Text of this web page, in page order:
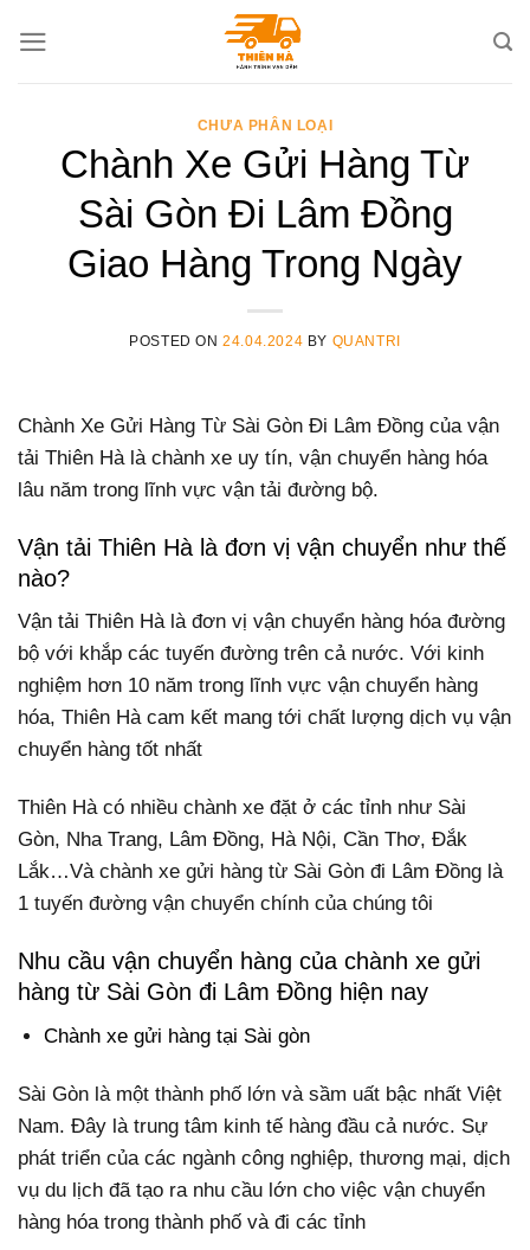
CHƯA PHÂN LOẠI
Chành Xe Gửi Hàng Từ
Sài Gòn Đi Lâm Đồng
Giao Hàng Trong Ngày
POSTED ON24.04.2024 BY QUANTRI
Chành Xe Gửi Hàng Từ Sài Gòn Đi Lâm Đồng của vận
tải Thiên Hà là chành xe uy tín, vận chuyển hàng hóa
lâu năm trong lĩnh vực vận tải đường bộ.
Vận tải Thiên Hà là đơn vị vận chuyển như thế
nào?
Vận tải Thiên Hà là đơn vị vận chuyển hàng hóa đường
bộ với khắp các tuyến đường trên cả nước. Với kinh
nghiệm hơn 10 năm trong lĩnh vực vận chuyển hàng
hóa, Thiên Hà cam kết mang tới chất lượng dịch vụ vận
chuyển hàng tốt nhất
Thiên Hà có nhiều chành xe đặt ở các tỉnh như Sài
Gòn, Nha Trang, Lâm Đồng, Hà Nội, Cần Thơ, Đắk
Lắk…Và chành xe gửi hàng từ Sài Gòn đi Lâm Đồng là
1 tuyến đường vận chuyển chính của chúng tôi
Nhu cầu vận chuyển hàng của chành xe gửi
hàng từ Sài Gòn đi Lâm Đồng hiện nay
Chành xe gửi hàng tại Sài gòn
Sài Gòn là một thành phố lớn và sầm uất bậc nhất Việt
Nam. Đây là trung tâm kinh tế hàng đầu cả nước. Sự
phát triển của các ngành công nghiệp, thương mại, dịch
vụ du lịch đã tạo ra nhu cầu lớn cho việc vận chuyển
hàng hóa trong thành phố và đi các tỉnh